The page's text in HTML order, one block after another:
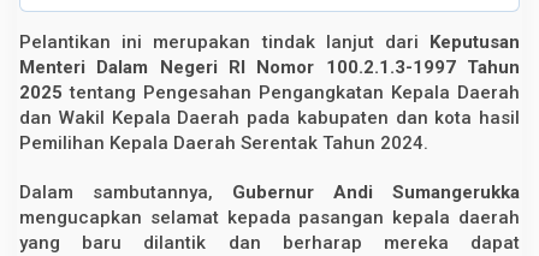
Pelantikan ini merupakan tindak lanjut dari
Keputusan
Menteri Dalam Negeri RI Nomor 100.2.1.3-1997 Tahun
2025 tentang Pengesahan Pengangkatan Kepala Daerah
dan Wakil Kepala Daerah pada kabupaten dan kota hasil
Pemilihan Kepala Daerah Serentak Tahun 2024.
Dalam sambutannya, Gubernur Andi Sumangerukka
mengucapkan selamat kepada pasangan kepala daerah
yang baru dilantik dan berharap mereka dapat